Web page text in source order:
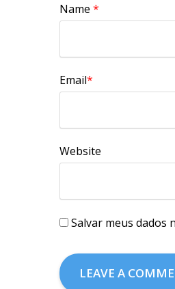
Name *
Email*
Website
Salvar meus dados